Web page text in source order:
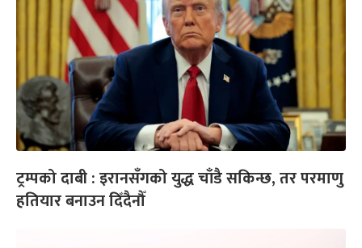
ट्रम्पको दाबी : इरानसँगको युद्ध चाँडै सकिन्छ, तर परमाणु
हतियार बनाउन दिँदैनौँ